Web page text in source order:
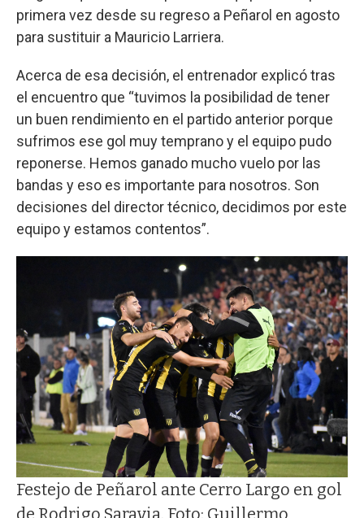
primera vez desde su regreso a Peñarol en agosto
para sustituir a Mauricio Larriera.
Acerca de esa decisión, el entrenador explicó tras
el encuentro que “tuvimos la posibilidad de tener
un buen rendimiento en el partido anterior porque
sufrimos ese gol muy temprano y el equipo pudo
reponerse. Hemos ganado mucho vuelo por las
bandas y eso es importante para nosotros. Son
decisiones del director técnico, decidimos por este
equipo y estamos contentos”.
Festejo de Peñarol ante Cerro Largo en gol
de Rodrigo Saravia. Foto: Guillermo